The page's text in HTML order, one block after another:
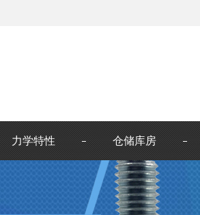
力学特性 仓储库房